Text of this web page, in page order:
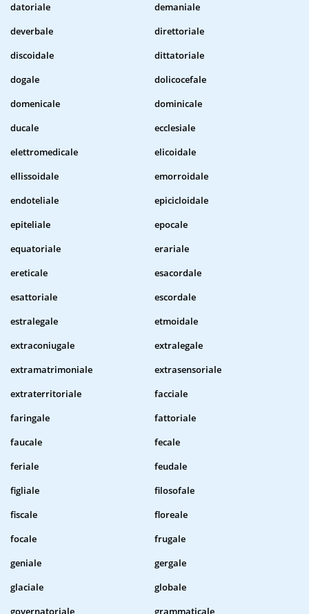
datoriale
demaniale
deverbale
direttoriale
discoidale
dittatoriale
dogale
dolicocefale
domenicale
dominicale
ducale
ecclesiale
elettromedicale
elicoidale
ellissoidale
emorroidale
endoteliale
epicicloidale
epiteliale
epocale
equatoriale
erariale
ereticale
esacordale
esattoriale
escordale
estralegale
etmoidale
extraconiugale
extralegale
extramatrimoniale
extrasensoriale
extraterritoriale
facciale
faringale
fattoriale
faucale
fecale
feriale
feudale
figliale
filosofale
fiscale
floreale
focale
frugale
geniale
gergale
glaciale
globale
governatoriale
grammaticale